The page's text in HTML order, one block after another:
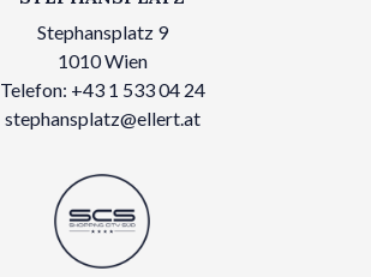
Stephansplatz 9
1010 Wien
Telefon: +43 1 533 04 24
stephansplatz@ellert.at